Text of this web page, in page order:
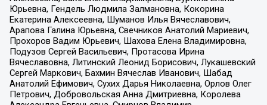
Юрьевна, Гендель Людмила Залмановна, Кокорина
Екатерина Алексеевна, Шуманов Илья Вячеславович,
Арапова Галина Юрьевна, Свечников Анатолий Мариевич,
Прохоров Вадим Юрьевич, Шахова Елена Владимировна,
Подузов Сергей Васильевич, Протасова Ирина
Вячеславовна, Литинский Леонид Борисович, Лукашевский
Сергей Маркович, Бахмин Вячеслав Иванович, Шабад
Анатолий Ефимович, Сухих Дарья Николаевна, Орлов Олег
Петрович, Добровольская Анна Дмитриевна, Королева